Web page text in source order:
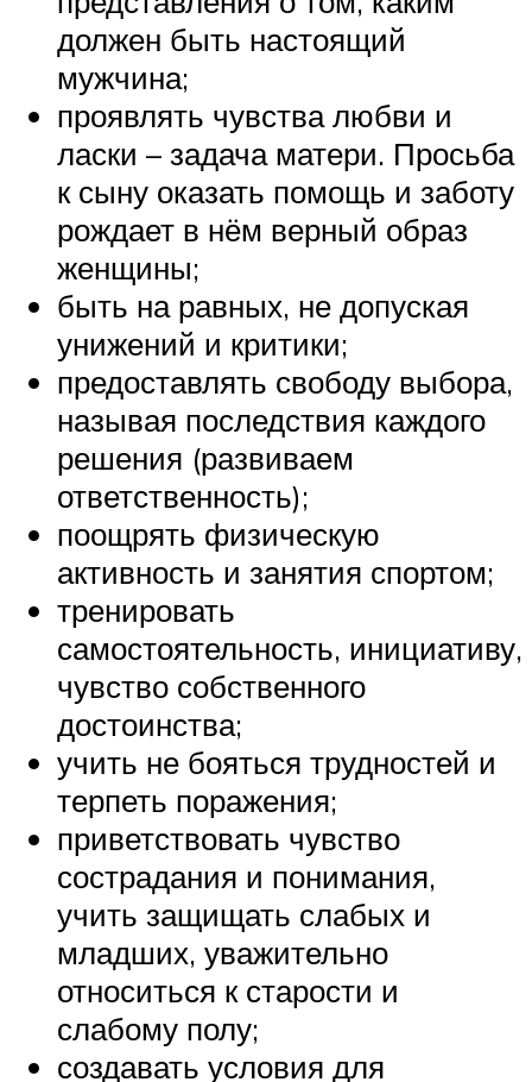
должен быть настоящий
мужчина;
проявлять чувства любви и
ласки – задача матери. Просьба
к сыну оказать помощь и заботу
рождает в нём верный образ
женщины;
быть на равных, не допуская
унижений и критики;
предоставлять свободу выбора,
называя последствия каждого
решения (развиваем
ответственность);
поощрять физическую
активность и занятия спортом;
тренировать
самостоятельность, инициативу,
чувство собственного
достоинства;
учить не бояться трудностей и
терпеть поражения;
приветствовать чувство
сострадания и понимания,
учить защищать слабых и
младших, уважительно
относиться к старости и
слабому полу;
создавать условия для